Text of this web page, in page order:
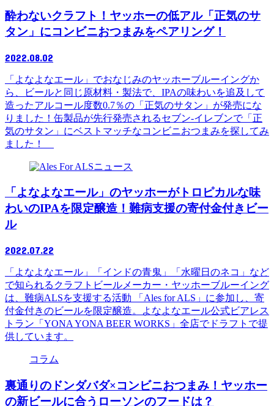
酔わないクラフト！ヤッホーの低アル「正気のサ
タン」にコンビニおつまみをペアリング！
2022.08.02
「よなよなエール」でおなじみのヤッホーブルーイングか
ら、ビールと同じ原材料・製法で、IPAの味わいを追及して
造ったアルコール度数0.7％の「正気のサタン」が発売にな
りました！缶製品が先行発売されるセブン-イレブンで「正
気のサタン」にベストマッチなコンビニおつまみを探してみ
ました！
ニュース
「よなよなエール」のヤッホーがトロピカルな味
わいのIPAを限定醸造！難病支援の寄付金付きビー
ル
2022.07.22
「よなよなエール」「インドの青鬼」「水曜日のネコ」など
で知られるクラフトビールメーカー・ヤッホーブルーイング
は、難病ALSを支援する活動 「Ales for ALS」に参加し、寄
付金付きのビールを限定醸造。よなよなエール公式ビアレス
トラン「YONA YONA BEER WORKS」全店でドラフトで提
供しています。
コラム
裏通りのドンダバダ×コンビニおつまみ！ヤッホー
の新ビールに合うローソンのフードは？